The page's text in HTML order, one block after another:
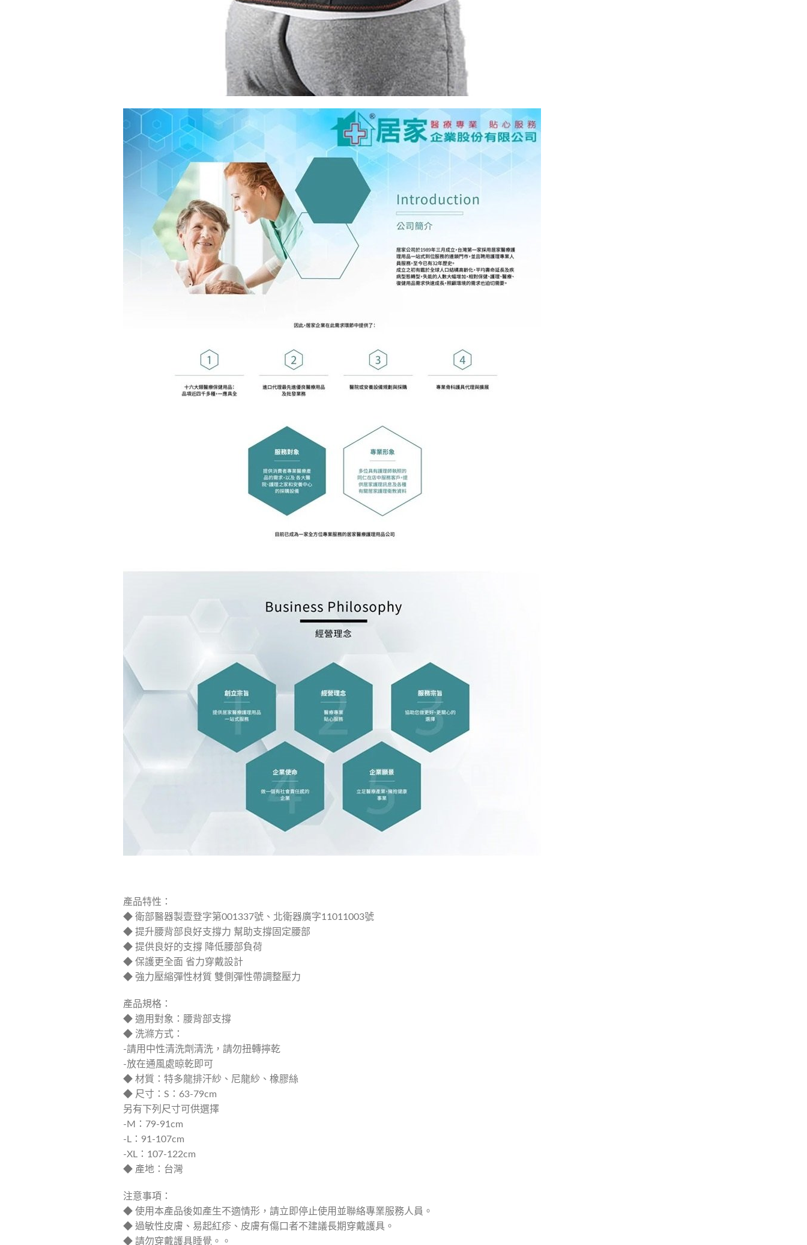
產品特性：
◆ 衛部醫器製壹登字第001337號、北衛器廣字11011003號
◆ 提升腰背部良好支撐力 幫助支撐固定腰部
◆ 提供良好的支撐 降低腰部負荷
◆ 保護更全面 省力穿戴設計
◆ 強力壓縮彈性材質 雙側彈性帶調整壓力
產品規格：
◆ 適用對象：腰背部支撐
◆ 洗滌方式：
-請用中性清洗劑清洗，請勿扭轉擰乾
-放在通風處晾乾即可
◆ 材質：特多龍排汗紗、尼龍紗、橡膠絲
◆ 尺寸：S：63-79cm
另有下列尺寸可供選擇
-M：79-91cm
-L：91-107cm
-XL：107-122cm
◆ 產地：台灣
注意事項：
◆ 使用本產品後如產生不適情形，請立即停止使用並聯絡專業服務人員。
◆ 過敏性皮膚、易起紅疹、皮膚有傷口者不建議長期穿戴護具。
◆ 請勿穿戴護具睡覺。。